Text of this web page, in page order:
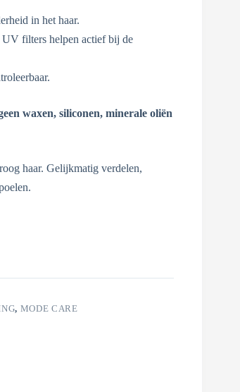
in het haar.
filters helpen actief bij de
waxen, siliconen, minerale oliën
haar. Gelijkmatig verdelen,
, MODE CARE